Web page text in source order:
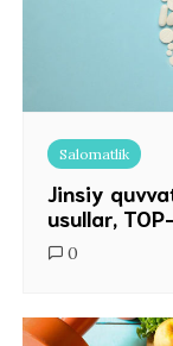
Salomatlik
Jinsiy
usullar,
0